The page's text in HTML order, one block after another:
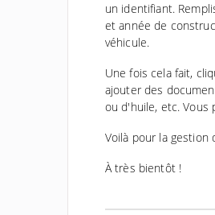
un identifiant.
et année de
véhicule.
Une fois cela fait,
ajouter des
ou d'huile, etc. Vous
Voilà pour la gestion
À très bientôt !